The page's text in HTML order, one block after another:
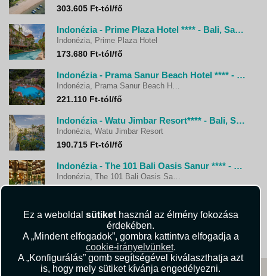
Ez a weboldal sütikethasznál az élmény fokozása
érdekében.
A „Mindent elfogadok”, gombra kattintva elfogadja a
cookie-irányelvünket.
A „Konfigurálás” gomb segítségével kiválaszthatja azt
is, hogy mely sütiket kívánja engedélyezni.
303.605 Ft-tól/fő
Indonézia - Prime Plaza Hotel **** - Bali, Sanur
Indonézia, Prime Plaza Hotel
173.680 Ft-tól/fő
Indonézia - Prama Sanur Beach Hotel **** - Bali, Sanur
Indonézia, Prama Sanur Beach Hotel
221.110 Ft-tól/fő
Indonézia - Watu Jimbar Resort**** - Bali, Sanur
Indonézia, Watu Jimbar Resort
190.715 Ft-tól/fő
Indonézia - The 101 Bali Oasis Sanur **** - Bali, Sanur
Indonézia, The 101 Bali Oasis Sanur
Indonézia, Parigata Resort & Spa
182.030 Ft-tól/fő